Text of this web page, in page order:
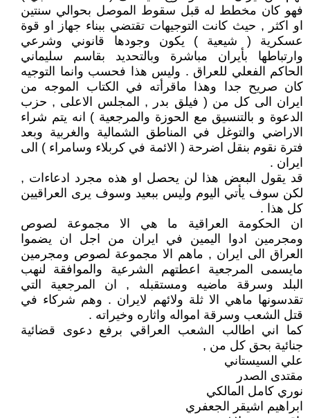
فهو كان مخطط له قبل سقوط الموصل بحوالي سنتين
او اكثر , حيث كانت التوجيهات تقتضي ببناء جهاز او قوة
عسكرية ( شيعية ) يكون وجودها قانوني وشرعي
وارتباطها بأيران مباشرة وبالتحديد بقاسم سليماني
الحاكم الفعلي للعراق . وليس هذا فحسب وانما التوجيه
كان صريح جدا وهذا ماقرأته في الكتاب الموجه من
ايران الى كل من ( فيلق بدر , المجلس الاعلى , حزب
الدعوة و بالتنسيق مع الحوزة والمرجعية ) انه يتم شراء
الاراضي والتوغل في المناطق الشمالية والغربية وبعد
فترة نقوم بنقل اضرحة ( الائمة في كربلاء وسامراء ) الى
ايران .
قد يقول البعض هذا لن يحصل او هذه مجرد ادعاءات ,
لكن سوف يأتي اليوم وليس ببعيد وسوف يرى العراقيين
كل هذا .
ان الحكومة العراقية ما هي الا مجموعة لصوص
ومجرمين ادوا اليمين في ايران من اجل ان يضموا
العراق الى ايران , ماهم الا مجموعة لصوص ومجرمين
مايسمى المرجعية اعطتهم الشرعية والموافقة لنهب
البلد وسرقة ماضيه ومستقبله , ان المرجعية التي
تقدسونها ماهي الا ثلة ولائهم لايران . وهم شركاء في
قتل الشعب وسرقة امواله واثاره وخيراته .
كما اني اطالب الشعب العراقي برفع دعوى قضائية
جنائية بحق كل من ,
علي السيستاني
مقتدى الصدر
نوري كامل المالكي
ابراهيم اشيقر الجعفري